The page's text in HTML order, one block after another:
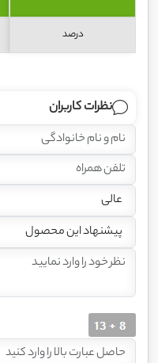
درصد
نظرات کاربران